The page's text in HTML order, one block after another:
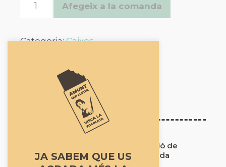
Untes
quantity
Afegeix a la comanda
Categoria:Caixes
protecció de
dades|condicions de venda
JA SABEM QUE US